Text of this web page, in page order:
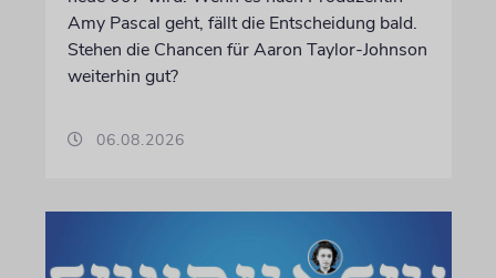
Amy Pascal geht, fällt die Entscheidung bald.
Stehen die Chancen für Aaron Taylor-Johnson
weiterhin gut?
06.08.2026